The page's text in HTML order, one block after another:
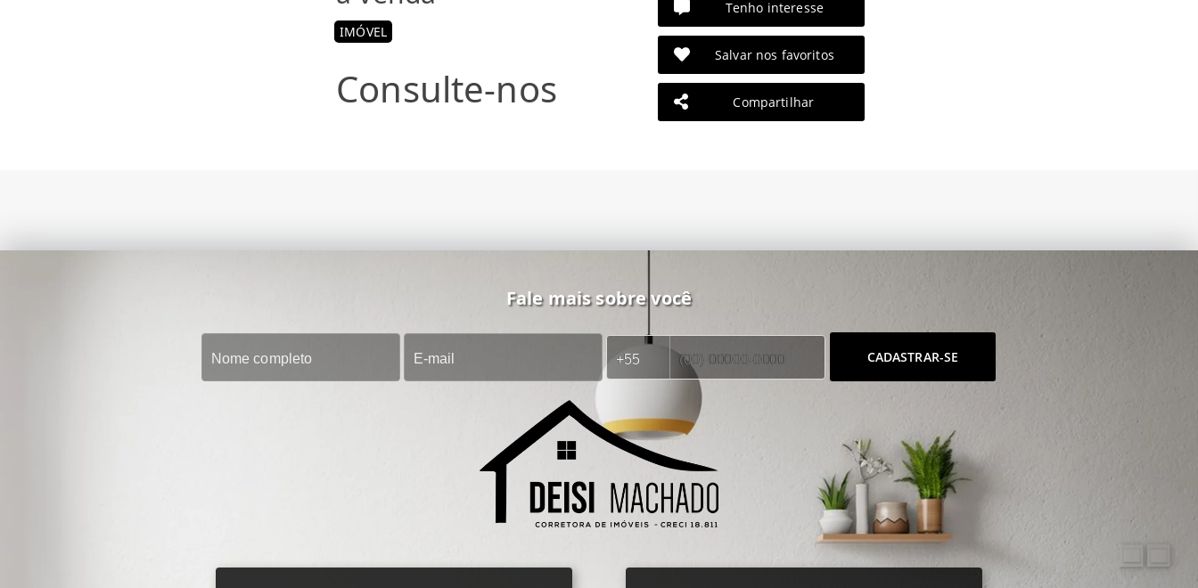
IMÓVEL
Consulte-nos
Tenho interesse
Salvar nos favoritos
Compartilhar
Fale mais sobre você
CADASTRAR-SE